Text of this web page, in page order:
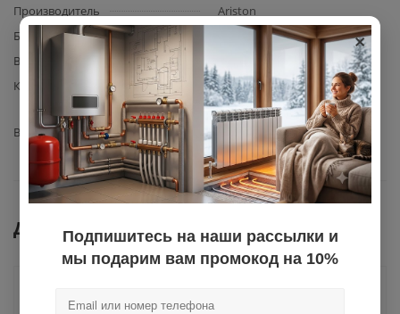
Производитель
Ariston
Базовая единица
Вес с упаковкой
Комплектация
Насос SMART LIN TF95 Ariston
(артикул 65120815) – 1 шт.
Вид запчасти
циркуляционный насос
Документы
×
Подпишитесь на наши рассылки и
мы подарим вам промокод на 10%